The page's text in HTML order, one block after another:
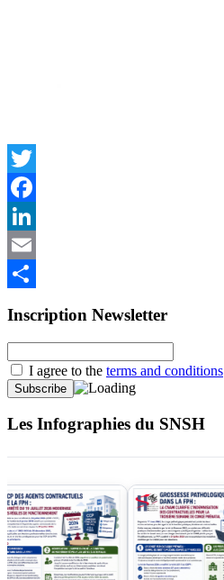
Twitter
Facebook
LinkedIn
Email
Inscription Newsletter
I agree to the terms and conditions
Les Infographies du SNSH